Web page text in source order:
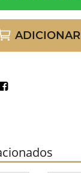
ADICIONAR